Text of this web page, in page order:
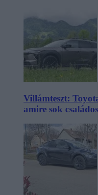
Villámteszt:
amire sok